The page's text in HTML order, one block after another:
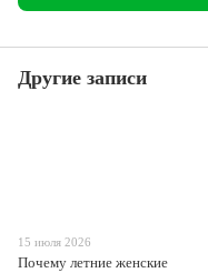
Другие записи
15 июля 2026
Почему летние женские